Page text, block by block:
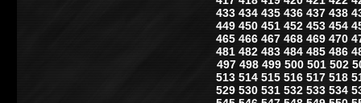
433 434 435 436 437 438
449 450 451 452 453 454
465 466 467 468 469 470
481 482 483 484 485 486
497 498 499 500 501 502
513 514 515 516 517 518
529 530 531 532 533 534